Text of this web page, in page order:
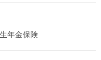
年金保険